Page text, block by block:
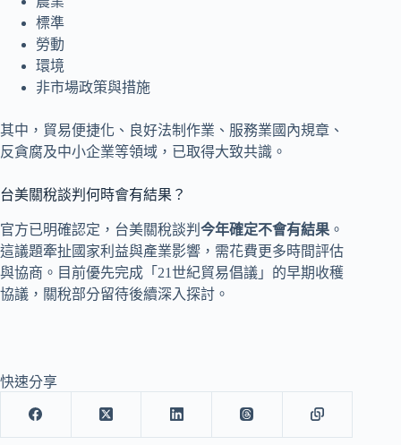
標準
勞動
環境
非市場政策與措施
其中，貿易便捷化、良好法制作業、服務業國內規章、
反貪腐及中小企業等領域，已取得大致共識。
台美關稅談判何時會有結果？
官方已明確認定，台美關稅談判 今年確定不會有結果 。
這議題牽扯國家利益與產業影響，需花費更多時間評估
與協商。目前優先完成「21世紀貿易倡議」的早期收穫
協議，關稅部分留待後續深入探討。
快速分享